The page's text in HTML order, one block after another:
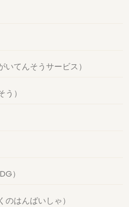
てんそうサービス）
）
）
はんばいしゃ）